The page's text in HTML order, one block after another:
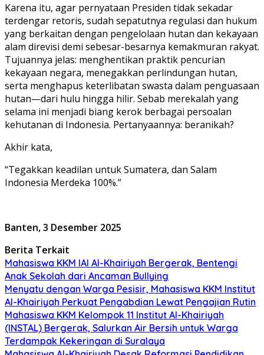
Karena itu, agar pernyataan Presiden tidak sekadar
terdengar retoris, sudah sepatutnya regulasi dan hukum
yang berkaitan dengan pengelolaan hutan dan kekayaan
alam direvisi demi sebesar-besarnya kemakmuran rakyat.
Tujuannya jelas: menghentikan praktik pencurian
kekayaan negara, menegakkan perlindungan hutan,
serta menghapus keterlibatan swasta dalam penguasaan
hutan—dari hulu hingga hilir. Sebab merekalah yang
selama ini menjadi biang kerok berbagai persoalan
kehutanan di Indonesia. Pertanyaannya: beranikah?
Akhir kata,
“Tegakkan keadilan untuk Sumatera, dan Salam
Indonesia Merdeka 100%.”
Banten, 3 Desember 2025
Berita Terkait
Mahasiswa KKM IAI Al-Khairiyah Bergerak, Bentengi
Anak Sekolah dari Ancaman Bullying
Menyatu dengan Warga Pesisir, Mahasiswa KKM Institut
Al-Khairiyah Perkuat Pengabdian Lewat Pengajian Rutin
Mahasiswa KKM Kelompok 11 Institut Al-Khairiyah
(INSTAL) Bergerak, Salurkan Air Bersih untuk Warga
Terdampak Kekeringan di Suralaya